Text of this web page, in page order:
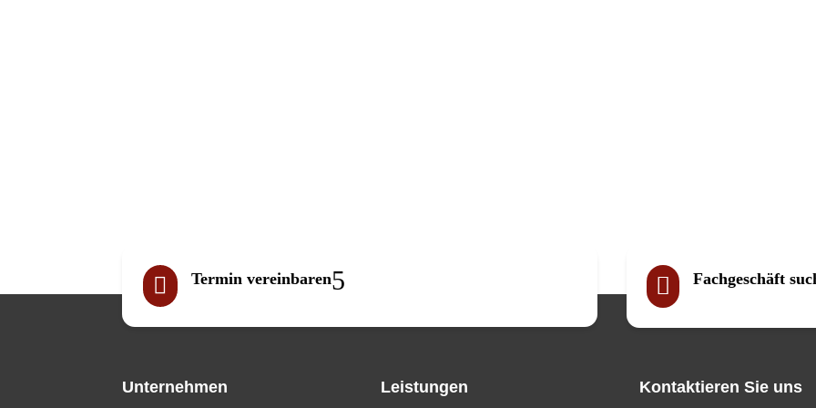
 Termin vereinbaren  Fachgeschäft
Unternehmen Leistungen Kontaktieren Sie uns